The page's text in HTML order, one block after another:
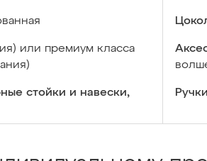
или премиум класса
стойки и навески,